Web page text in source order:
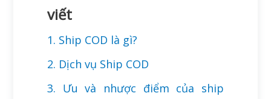
viết
1. Ship COD là gì?
2. Dịch vụ Ship COD
3. Ưu và nhược điểm của ship